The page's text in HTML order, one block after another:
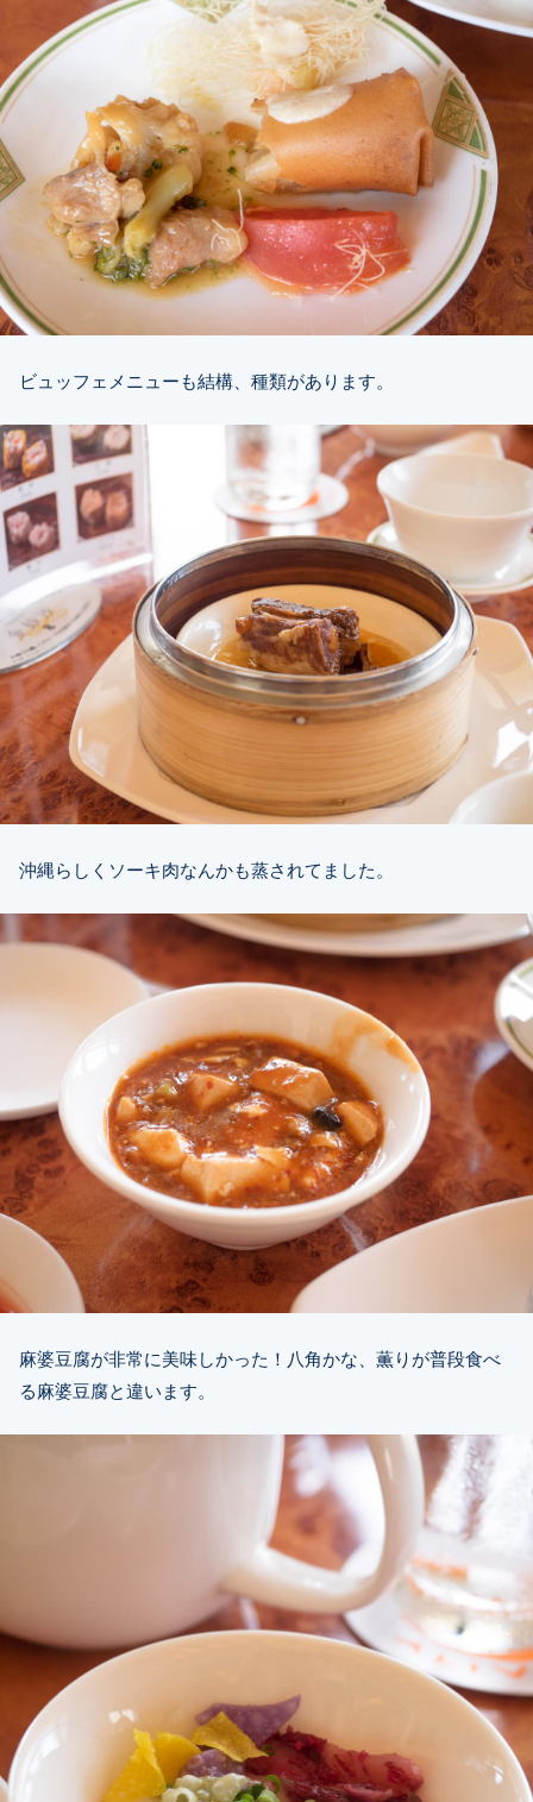
ビュッフェメニューも結構、種類があります。
沖縄らしくソーキ肉なんかも蒸されてました。
麻婆豆腐が非常に美味しかった！八角かな、薫りが普段食べ
る麻婆豆腐と違います。